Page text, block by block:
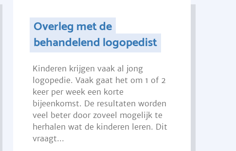
Overleg met de
behandelend logopedist
Kinderen krijgen vaak al jong
logopedie. Vaak gaat het om 1 of 2
keer per week een korte
bijeenkomst. De resultaten worden
veel beter door zoveel mogelijk te
herhalen wat de kinderen leren. Dit
vraagt...